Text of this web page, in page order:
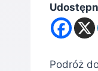
Podróż